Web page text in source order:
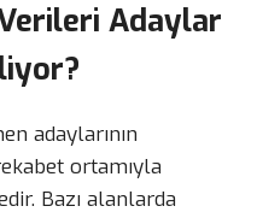
Adaylar
adaylarının
ortamıyla
Bazı alanlarda